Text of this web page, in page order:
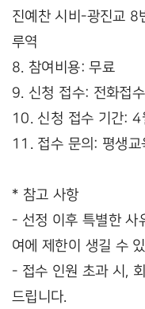
진예찬 시비-광진교 8
루역
8. 참여비용: 무료
9. 신청 접수: 전화접수
10. 신청 접수 기간:
11. 접수 문의: 평생
* 참고 사항
- 선정 이후 특별한 사
여에 제한이 생길 수
- 접수 인원 초과 시,
드립니다.